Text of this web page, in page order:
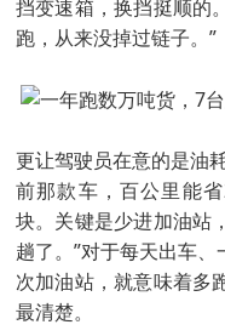
挡变速箱，换挡挺顺的
跑，从来没掉过链子。”
更让驾驶员在意的是油
前那款车，百公里能
块。关键是少进加油站
趟了。”对于每天出车
次加油站，就意味着多
最清楚。